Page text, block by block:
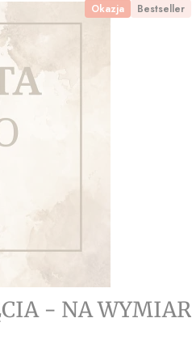
Okazja Bestseller
- NA WYMIAR